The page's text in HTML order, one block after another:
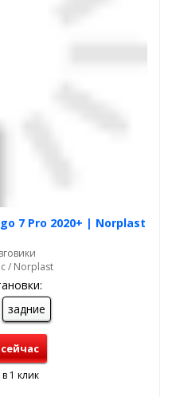
7 Pro 2020+ | Norplast
/ Norplast
задние
1 клик